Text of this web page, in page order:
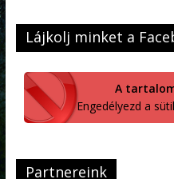
Lájkolj minket a
A
Engedélyezd a
Partnereink